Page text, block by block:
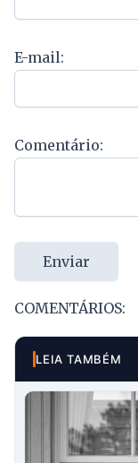
E-mail:
Comentário:
Enviar
COMENTÁRIOS:
LEIA TAMBÉM